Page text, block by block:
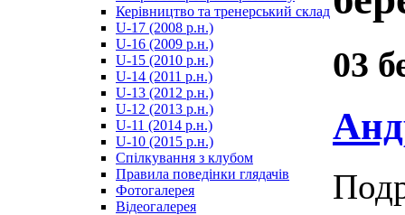
Керівництво та тренерський склад
U-17 (2008 р.н.)
U-16 (2009 р.н.)
U-15 (2010 р.н.)
U-14 (2011 р.н.)
U-13 (2012 р.н.)
U-12 (2013 р.н.)
U-11 (2014 р.н.)
U-10 (2015 р.н.)
Спілкування з клубом
Правила поведінки глядачів
Фотогалерея
Відеогалерея
03